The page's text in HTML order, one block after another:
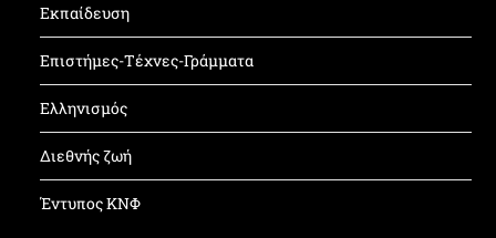
Εκπαίδευση
Επιστήμες-Τέχνες-Γράμματα
Ελληνισμός
Διεθνής ζωή
Έντυπος ΚΝΦ